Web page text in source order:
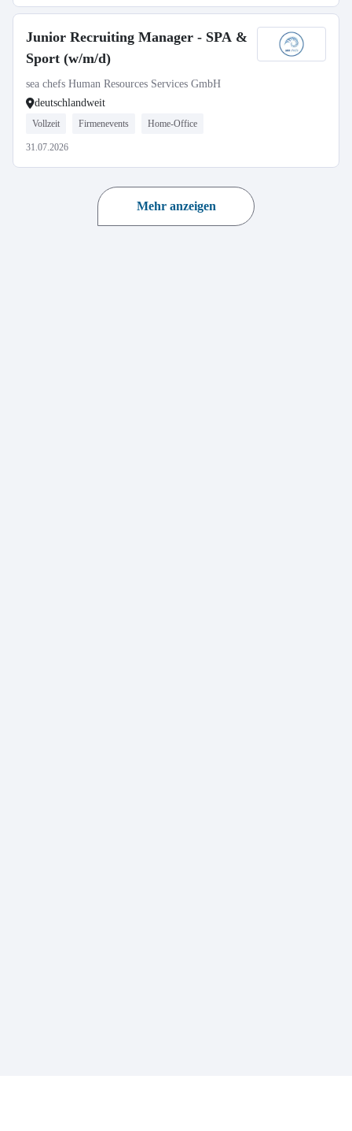
Junior Recruiting Manager - SPA &
Sport (w/m/d)
sea chefs Human Resources Services GmbH
deutschlandweit
Vollzeit Firmenevents Home-Office
31.07.2026
Mehr anzeigen